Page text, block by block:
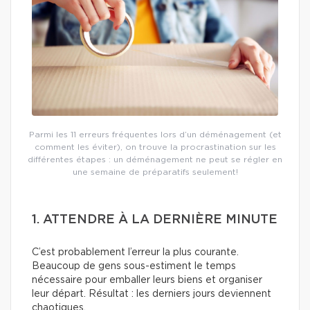
Parmi les 11 erreurs fréquentes lors d’un déménagement (et
comment les éviter), on trouve la procrastination sur les
différentes étapes : un déménagement ne peut se régler en
une semaine de préparatifs seulement!
1. ATTENDRE À LA DERNIÈRE MINUTE
C’est probablement l’erreur la plus courante.
Beaucoup de gens sous-estiment le temps
nécessaire pour emballer leurs biens et organiser
leur départ. Résultat : les derniers jours deviennent